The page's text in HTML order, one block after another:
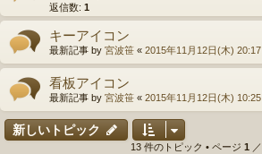
返信数: 1
キーアイコン
最新記事 by 宮波笹 « 2015年11月12日(木) 20:17
看板アイコン
最新記事 by 宮波笹 « 2015年11月12日(木) 10:25
新しいトピック
13 件のトピック • ページ 1 ／